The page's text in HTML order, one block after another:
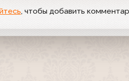
, чтобы добавить